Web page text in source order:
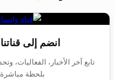
انضم إلى
تابع آخر الأخبار، الفعاليات،
بلحظة